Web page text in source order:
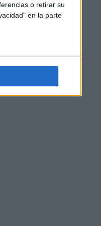
o retirar su
en la parte